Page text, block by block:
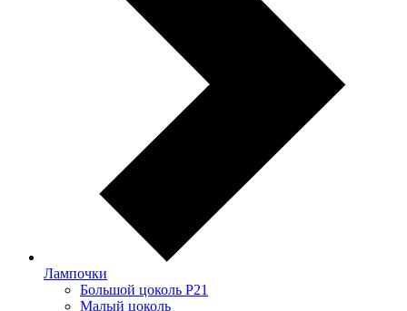
Лампочки
Большой цоколь P21
Малый цоколь